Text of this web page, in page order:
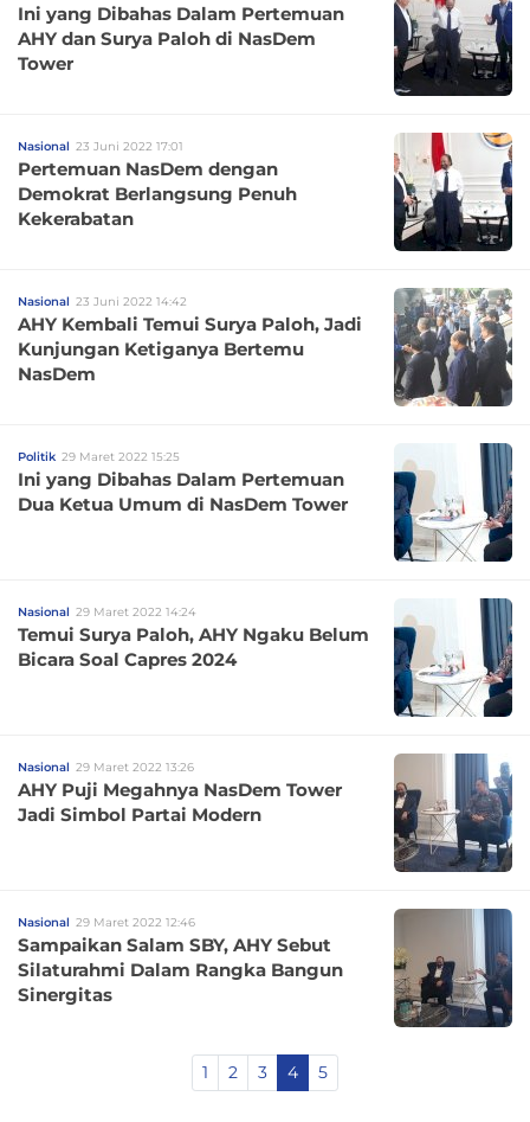
Ini yang Dibahas Dalam Pertemuan
AHY dan Surya Paloh di NasDem
Tower
Nasional 23 Juni 2022 17:01
Pertemuan NasDem dengan
Demokrat Berlangsung Penuh
Kekerabatan
Nasional 23 Juni 2022 14:42
AHY Kembali Temui Surya Paloh, Jadi
Kunjungan Ketiganya Bertemu
NasDem
Politik 29 Maret 2022 15:25
Ini yang Dibahas Dalam Pertemuan
Dua Ketua Umum di NasDem Tower
Nasional 29 Maret 2022 14:24
Temui Surya Paloh, AHY Ngaku Belum
Bicara Soal Capres 2024
Nasional 29 Maret 2022 13:26
AHY Puji Megahnya NasDem Tower
Jadi Simbol Partai Modern
Nasional 29 Maret 2022 12:46
Sampaikan Salam SBY, AHY Sebut
Silaturahmi Dalam Rangka Bangun
Sinergitas
1 2 3 4 5